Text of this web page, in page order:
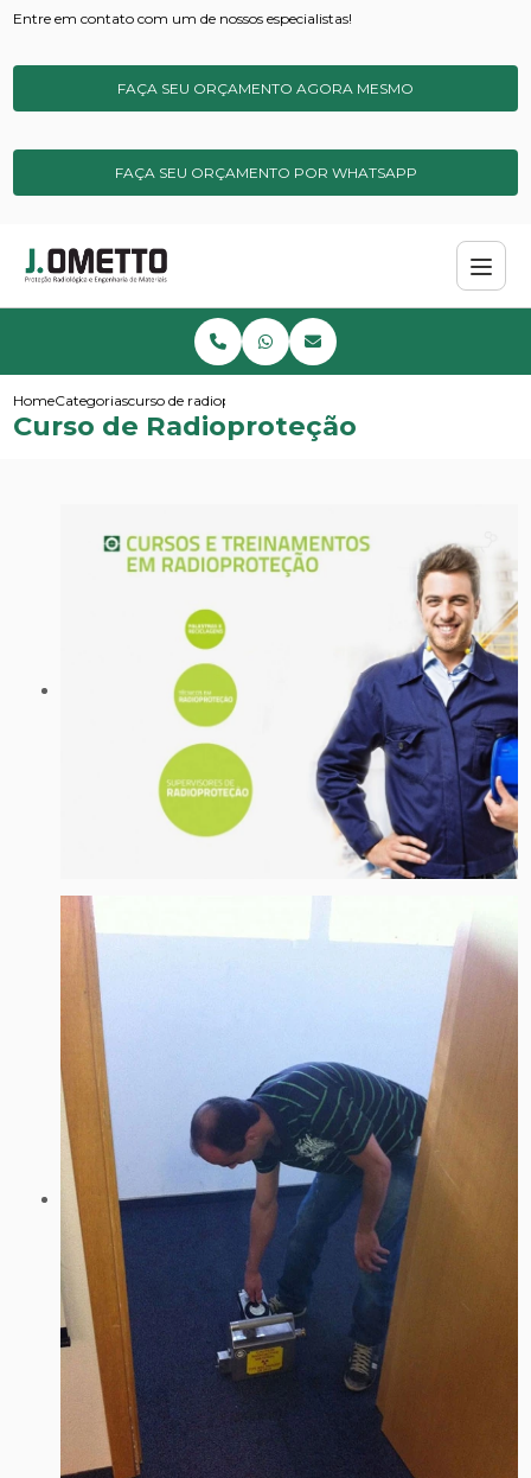
Entre em contato com um de nossos especialistas!
FAÇA SEU ORÇAMENTO AGORA MESMO
FAÇA SEU ORÇAMENTO POR WHATSAPP
HomeCategoriascurso de radioprotecao
Curso de Radioproteção